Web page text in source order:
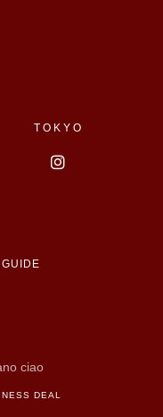
TOKYO
ciao
DEAL